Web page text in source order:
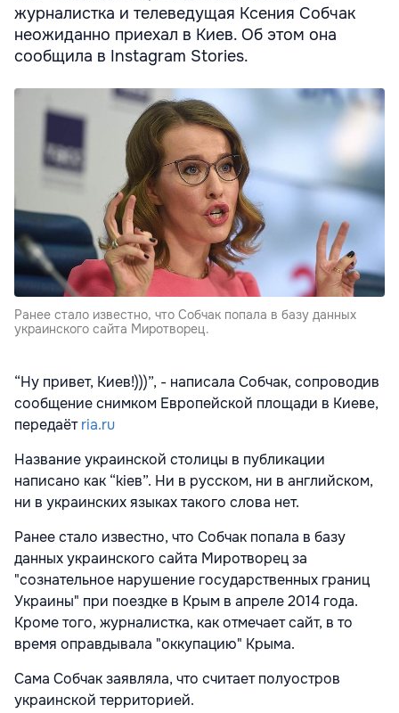
журналистка и телеведущая Ксения Собчак
неожиданно приехал в Киев. Об этом она
сообщила в Instagram Stories.
Ранее стало известно, что Собчак попала в базу данных
украинского сайта Миротворец.
“Ну привет, Киев!)))”, - написала Собчак, сопроводив
сообщение снимком Европейской площади в Киеве,
передаётria.ru
Название украинской столицы в публикации
написано как “kieв”. Ни в русском, ни в английском,
ни в украинских языках такого слова нет.
Ранее стало известно, что Собчак попала в базу
данных украинского сайта Миротворец за
"сознательное нарушение государственных границ
Украины" при поездке в Крым в апреле 2014 года.
Кроме того, журналистка, как отмечает сайт, в то
время оправдывала "оккупацию" Крыма.
Сама Собчак заявляла, что считает полуостров
украинской территорией.